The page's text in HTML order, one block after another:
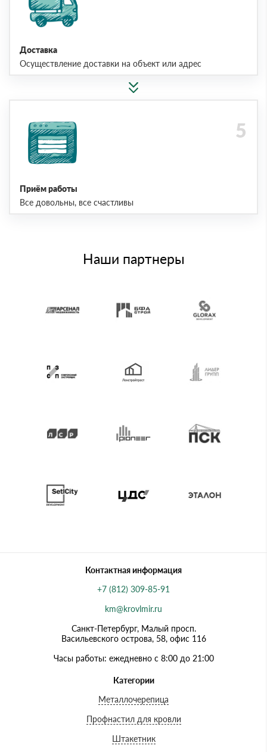
Доставка
Осуществление доставки на объект или адрес
Приём работы
Все довольны, все счастливы
Наши партнеры
Контактная информация
+7 (812) 309-85-91
km@krovlmir.ru
Санкт-Петербург, Малый просп.
Васильевского острова, 58, офис 116
Часы работы: ежедневно с 8:00 до 21:00
Категории
Металлочерепица
Профнастил для кровли
Штакетник